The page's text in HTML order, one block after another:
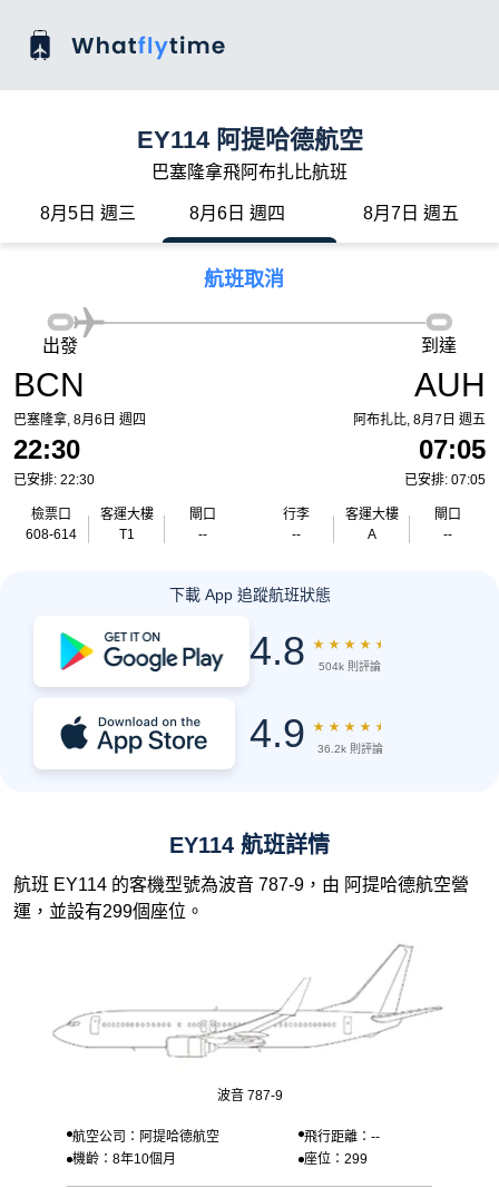
EY114 阿提哈德航空
巴塞隆拿飛阿布扎比航班
8月5日 週三 8月6日 週四 8月7日 週五
航班取消
BCN
巴塞隆拿, 8月6日 週四
22:30
已安排: 22:30
檢票口
608-614
客運大樓
T1
閘口
--
出發 到達
AUH
阿布扎比, 8月7日 週五
07:05
已安排: 07:05
行李
--
客運大樓
A
閘口
--
下載 App 追蹤航班狀態
4.8 ★ ★ ★ ★ ★
504k 則評論
4.9 ★ ★ ★ ★ ★
36.2k 則評論
EY114 航班詳情
航班 EY114 的客機型號為波音 787-9，由 阿提哈德航空營
運，並設有299個座位。
波音 787-9
航空公司：阿提哈德航空
飛行距離：--
機齡：8年10個月
座位：299